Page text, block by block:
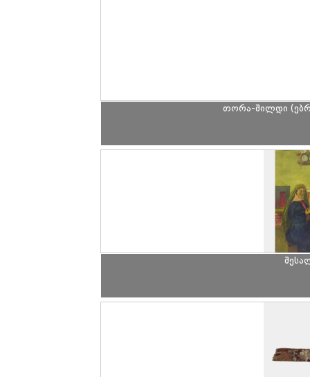
თორა-შილდი